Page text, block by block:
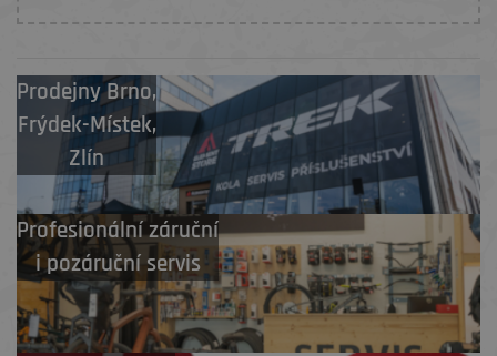
ProdejnyBrno,
Frýdek-Místek,
Zlín
Profesionální záruční
i pozáruční servis